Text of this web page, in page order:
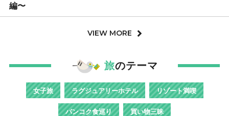
編〜
VIEW MORE
旅のテーマ
女子旅 ラグジュアリーホテル リゾート満喫
バンコク食巡り 買い物三昧